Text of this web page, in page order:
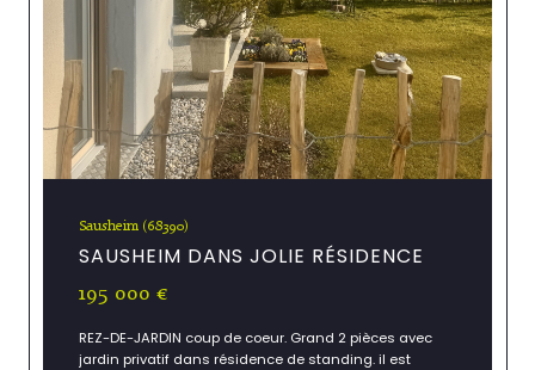
Sausheim (68390)
SAUSHEIM DANS JOLIE RÉSIDENCE
195 000 €
REZ-DE-JARDIN coup de coeur. Grand 2 pièces avec
jardin privatif dans résidence de standing. il est